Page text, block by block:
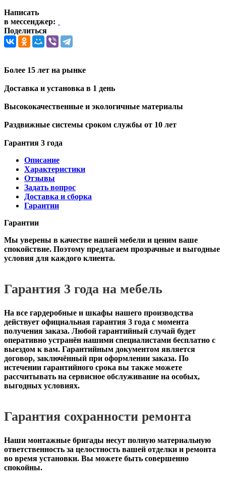
Написать
в мессенджер:
Поделиться
Более 15 лет на рынке
Доставка и установка в 1 день
Высококачественные и экологичные материалы
Раздвижные системы сроком службы от 10 лет
Гарантия 3 года
Описание
Характеристики
Отзывы
Задать вопрос
Доставка и сборка
Гарантии
Гарантии
Мы уверены в качестве нашей мебели и ценим ваше
спокойствие. Поэтому предлагаем прозрачные и выгодные
условия для каждого клиента.
Гарантия 3 года на мебель
На все гардеробные и шкафы нашего производства
действует официальная гарантия 3 года с момента
получения заказа. Любой гарантийный случай будет
оперативно устранён нашими специалистами бесплатно с
выездом к вам. Гарантийным документом является
договор, заключённый при оформлении заказа. По
истечении гарантийного срока вы также можете
рассчитывать на сервисное обслуживание на особых,
выгодных условиях.
Гарантия сохранности ремонта
Наши монтажные бригады несут полную материальную
ответственность за целостность вашей отделки и ремонта
во время установки. Вы можете быть совершенно
спокойны.